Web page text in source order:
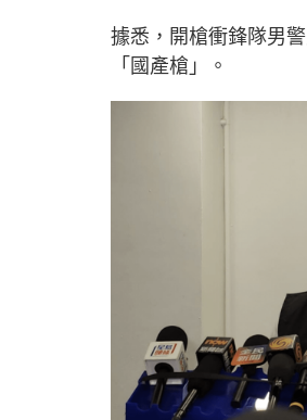
據悉，開槍衝鋒隊男
「國產槍」。